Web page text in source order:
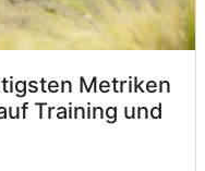
Metriken
Training und